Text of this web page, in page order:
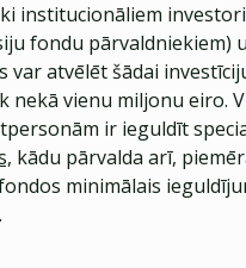
institucionāliem
fondu pārvaldniekiem)
var atvēlēt šādai
nekā vienu miljonu eiro.
ir ieguldīt
kādu pārvalda arī,
minimālais